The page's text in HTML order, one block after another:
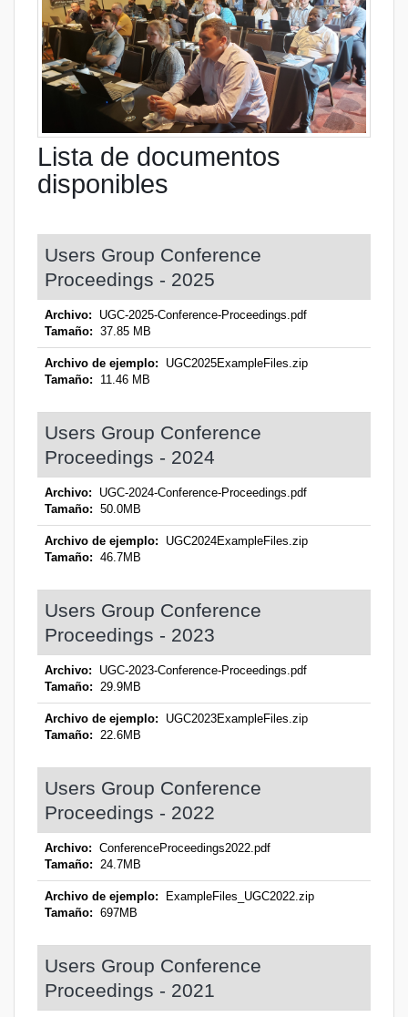
Lista de documentos
disponibles
Users Group Conference
Proceedings - 2025
Archivo:
UGC-2025-Conference-Proceedings.pdf
Tamaño: 37.85 MB
Archivo de ejemplo:
UGC2025ExampleFiles.zip
Tamaño:
11.46 MB
Users Group Conference
Proceedings - 2024
Archivo:
UGC-2024-Conference-Proceedings.pdf
Tamaño: 50.0MB
Archivo de ejemplo:
UGC2024ExampleFiles.zip
Tamaño: 46.7MB
Users Group Conference
Proceedings - 2023
Archivo:
UGC-2023-Conference-Proceedings.pdf
Tamaño:
29.9MB
Archivo de ejemplo:
UGC2023ExampleFiles.zip
Tamaño:
22.6MB
Users Group Conference
Proceedings - 2022
Archivo: ConferenceProceedings2022.pdf
Tamaño:
24.7MB
Archivo de ejemplo:
ExampleFiles_UGC2022.zip
Tamaño: 697MB
Users Group Conference
Proceedings - 2021